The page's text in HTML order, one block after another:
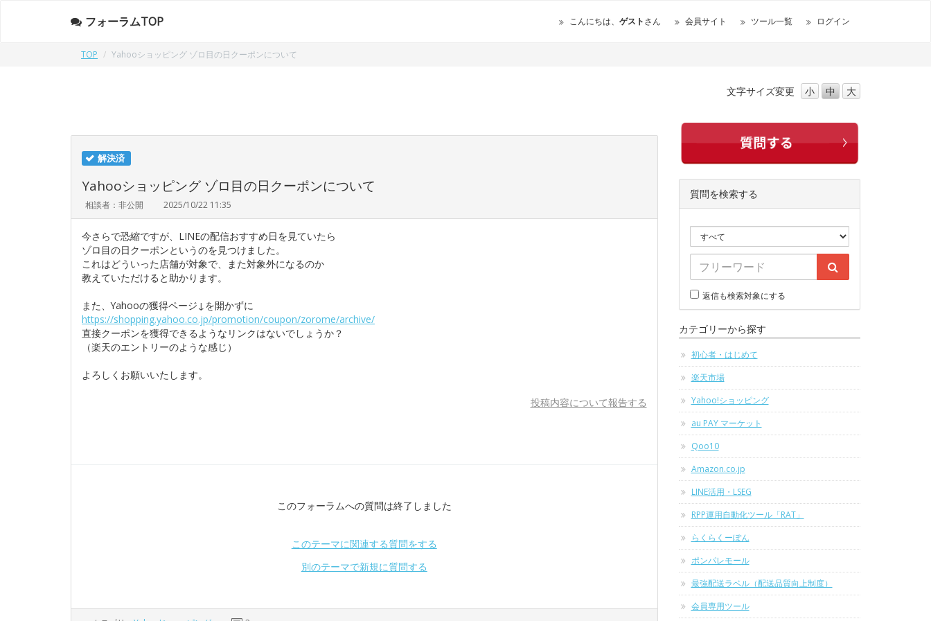
フォーラムTOP こんにちは、 ゲストさん 会員サイト ツール一覧 ログイン
TOP Yahooショッピング ゾロ目の日クーポンについて
文字サイズ変更 小 中 大
解決済
Yahooショッピング ゾロ目の日クーポンについて
相談者：非公開 2025/10/22 11:35
今さらで恐縮ですが、LINEの配信おすすめ日を見ていたら
ゾロ目の日クーポンというのを見つけました。
これはどういった店舗が対象で、また対象外になるのか
教えていただけると助かります。
また、Yahooの獲得ページ↓を開かずに
https://shopping.yahoo.co.jp/promotion/coupon/zorome/archive/
直接クーポンを獲得できるようなリンクはないでしょうか？
（楽天のエントリーのような感じ）
よろしくお願いいたします。
投稿内容について報告する
このフォーラムへの質問は終了しました
このテーマに関連する質問をする
別のテーマで新規に質問する
質問を検索する
返信も検索対象にする
カテゴリーから探す
初心者・はじめて
楽天市場
Yahoo!ショッピング
au PAY マーケット
Qoo10
Amazon.co.jp
LINE活用・LSEG
RPP運用自動化ツール「RAT」
らくらくーぽん
ポンパレモール
最強配送ラベル（配送品質向上制度）
会員専用ツール